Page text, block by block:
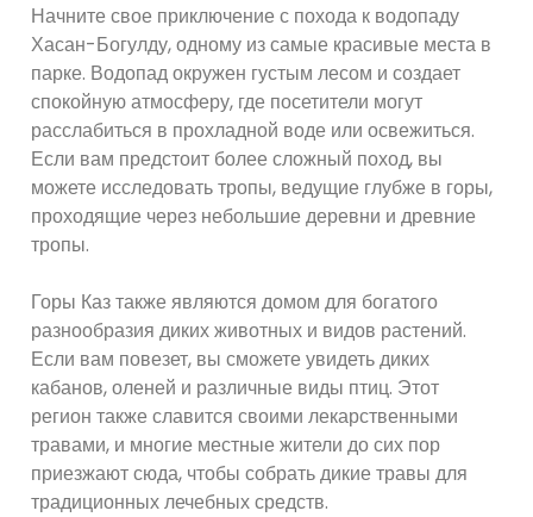
Начните свое приключение с похода к водопаду
Хасан-Богулду, одному из самые красивые места в
парке. Водопад окружен густым лесом и создает
спокойную атмосферу, где посетители могут
расслабиться в прохладной воде или освежиться.
Если вам предстоит более сложный поход, вы
можете исследовать тропы, ведущие глубже в горы,
проходящие через небольшие деревни и древние
тропы.
Горы Каз также являются домом для богатого
разнообразия диких животных и видов растений.
Если вам повезет, вы сможете увидеть диких
кабанов, оленей и различные виды птиц. Этот
регион также славится своими лекарственными
травами, и многие местные жители до сих пор
приезжают сюда, чтобы собрать дикие травы для
традиционных лечебных средств.